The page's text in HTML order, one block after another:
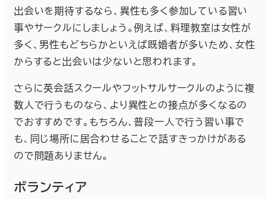
出会いを期待するなら、異性も多く参加している習い
事やサークルにしましょう。例えば、料理教室は女性が
多く、男性もどちらかといえば既婚者が多いため、女性
からすると出会いは少ないと思われます。
さらに英会話スクールやフットサルサークルのように複
数人で行うものなら、より異性との接点が多くなるの
でおすすめです。もちろん、普段一人で行う習い事で
も、同じ場所に居合わせることで話すきっかけがある
ので問題ありません。
ボランティア